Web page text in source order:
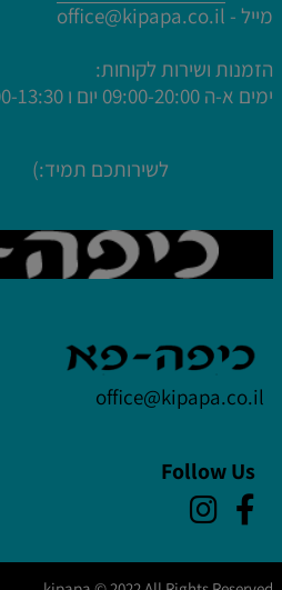
מייל - office@kipapa.co.il
הזמנות ושירות לקוחות:
ימים א-ה 09:00-20:00 יום ו 09:00-13:30
לשירותכם תמיד:)
office@kipapa.co.il
Follow Us